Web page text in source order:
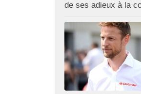
de ses adieux à la